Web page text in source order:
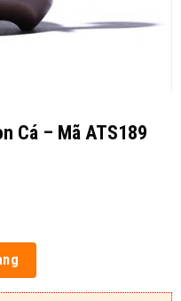
Cá – Mã ATS189
số lượng